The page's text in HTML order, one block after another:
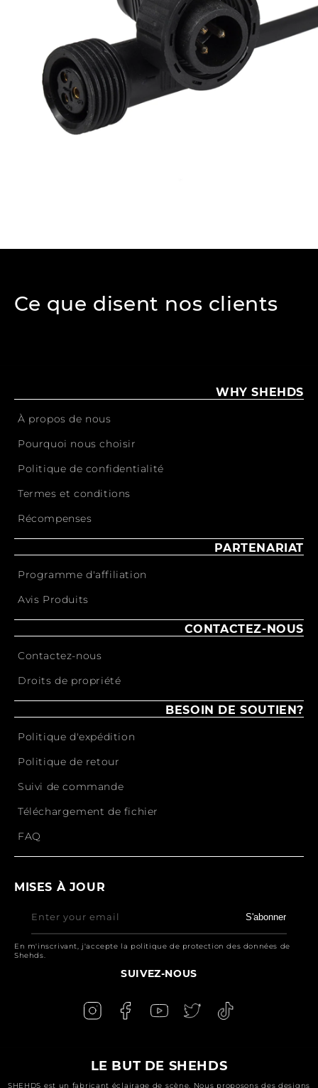
Ce que disent nos clients
WHY SHEHDS
À propos de nous
Pourquoi nous choisir
Politique de confidentialité
Termes et conditions
Récompenses
PARTENARIAT
Programme d'affiliation
Avis Produits
CONTACTEZ-NOUS
Contactez-nous
Droits de propriété
BESOIN DE SOUTIEN?
Politique d'expédition
Politique de retour
Suivi de commande
Téléchargement de fichier
FAQ
MISES À JOUR
Enter your email S'abonner
En m'inscrivant, j'accepte la politique de protection des données de
Shehds.
SUIVEZ-NOUS
LE BUT DE SHEHDS
SHEHDS est un fabricant éclairage de scène. Nous proposons des designs